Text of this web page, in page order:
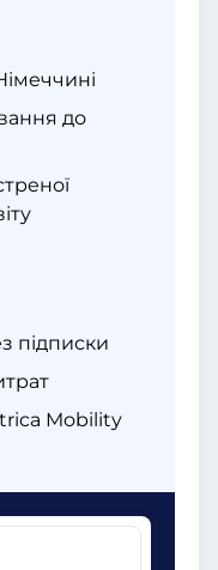
до
підписки
Mobility